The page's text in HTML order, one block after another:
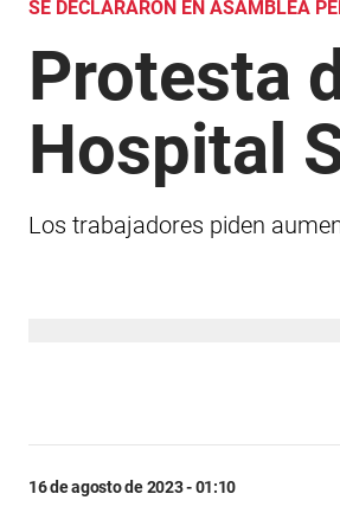
SE DECLARARON EN ASAMBLEA
Protesta
Hospital
Los trabajadores piden
16 de agosto de 2023 - 01:10